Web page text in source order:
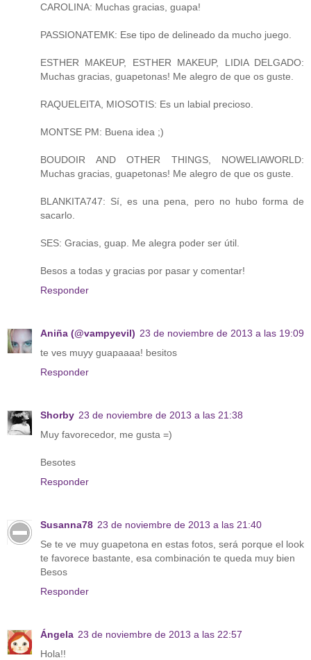
CAROLINA: Muchas gracias, guapa!
PASSIONATEMK: Ese tipo de delineado da mucho juego.
ESTHER MAKEUP, ESTHER MAKEUP, LIDIA DELGADO:
Muchas gracias, guapetonas! Me alegro de que os guste.
RAQUELEITA, MIOSOTIS: Es un labial precioso.
MONTSE PM: Buena idea ;)
BOUDOIR AND OTHER THINGS, NOWELIAWORLD:
Muchas gracias, guapetonas! Me alegro de que os guste.
BLANKITA747: Sí, es una pena, pero no hubo forma de
sacarlo.
SES: Gracias, guap. Me alegra poder ser útil.
Besos a todas y gracias por pasar y comentar!
Responder
Aniña (@vampyevil) 23 de noviembre de 2013 a las 19:09
te ves muyy guapaaaa! besitos
Responder
Shorby 23 de noviembre de 2013 a las 21:38
Muy favorecedor, me gusta =)
Besotes
Responder
Susanna78 23 de noviembre de 2013 a las 21:40
Se te ve muy guapetona en estas fotos, será porque el look
te favorece bastante, esa combinación te queda muy bien
Besos
Responder
Ángela 23 de noviembre de 2013 a las 22:57
Hola!!